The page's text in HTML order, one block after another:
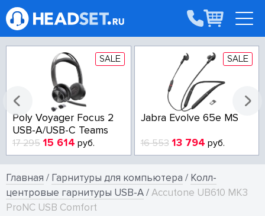
SALE
Poly Voyager Focus 2
USB-A/USB-C Teams
17 295 15 614 руб.
SALE
Jabra Evolve 65e MS
16 553 13 794 руб.
Главная / Гарнитуры для компьютера / Колл-
центровые гарнитуры USB-A/Accutone UB610 MK3
ProNC USB Comfort